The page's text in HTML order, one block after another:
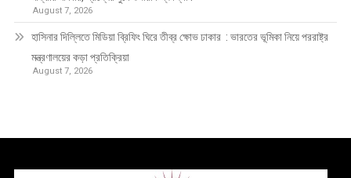
August 7, 2026
হাসিনার দিল্লিতে মিডিয়া ব্রিফিং ঘিরে তীব্র ক্ষোভ ঢাকার : ভারতের ভূমিকা নিয়ে পররাষ্ট্র
মন্ত্রণালয়ের কড়া প্রতিক্রিয়া
August 7, 2026